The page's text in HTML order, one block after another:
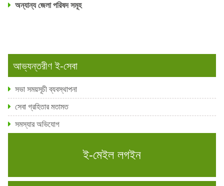
অন্যান্য জেলা পরিষদ সমূহ
আভ্যন্তরীণ ই-সেবা
সভা সময়সূচী ব্যবস্থাপনা
সেবা গ্রহিতার মতামত
সমস্যার অভিযোগ
ই-মেইল লগইন